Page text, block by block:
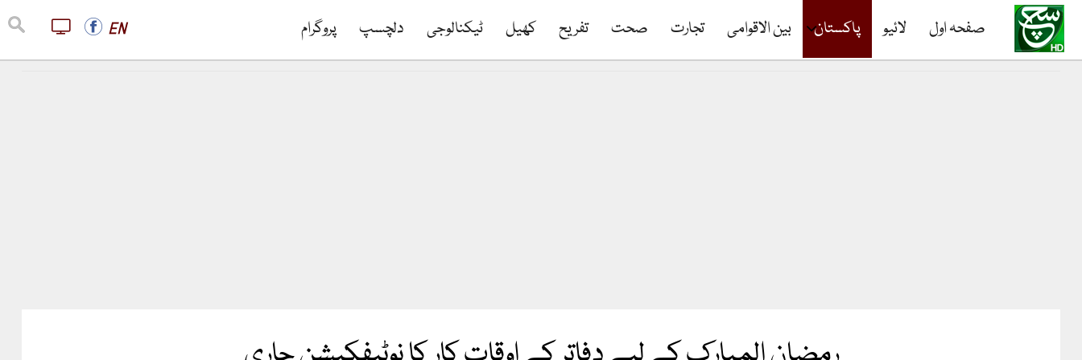
صفحہ اول لائیو پاکستان بین الاقوامی تجارت صحت تفریح کھیل ٹیکنالوجی دلچسپ پروگرام EN